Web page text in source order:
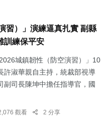
習）」演練逼真扎實 副縣
訓練保平安
城鎮韌性（防空演習）」10
許淑華親自主持，統裁部視導
副司長陳坤中擔任指導官，國
觀看 2 分享